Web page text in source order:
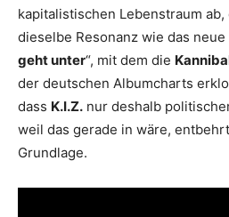
kapitalistischen Lebenstraum
dieselbe Resonanz wie das neue
geht unter“, mit dem die
der deutschen Albumcharts
dass K.I.Z. nur deshalb
weil das gerade in wäre,
Grundlage.